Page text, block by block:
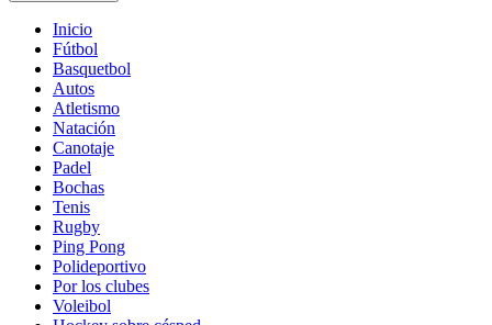
Inicio
Fútbol
Basquetbol
Autos
Atletismo
Natación
Canotaje
Padel
Bochas
Tenis
Rugby
Ping Pong
Polideportivo
Por los clubes
Voleibol